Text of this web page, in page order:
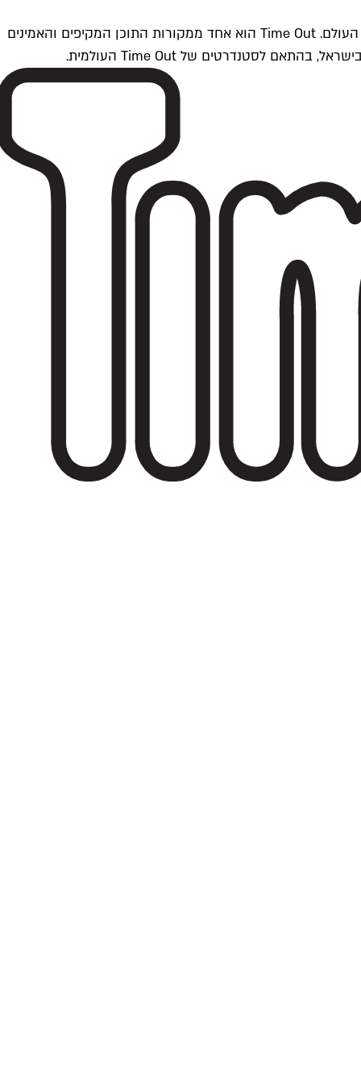
Time Outתל אביב הוא חלק מרשת Time Out Global — רשת מדיה בינלאומית הפועלת ב-360 ערים מרכזיות וב-60 מדינות ברחבי העולם. Time Out הוא אחד ממקורות התוכן המקיפים והאמינים